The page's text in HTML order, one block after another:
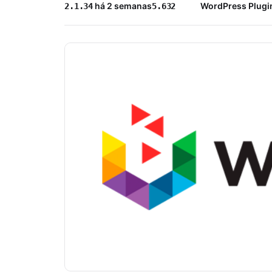
2.1.34 há 2 semanas5.632 WordPress